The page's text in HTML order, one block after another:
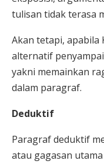
tulisan tidak terasa
Akan tetapi,
alternatif
yakni memainkan
dalam paragraf.
Deduktif
Paragraf deduktif
atau gagasan